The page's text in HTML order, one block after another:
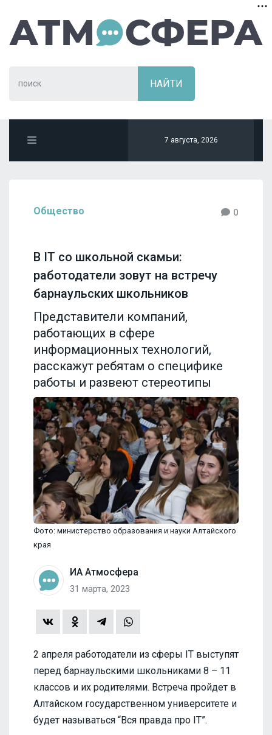
7 августа, 2026
Общество 0
В IT со школьной скамьи:
работодатели зовут на встречу
барнаульских школьников
Представители компаний,
работающих в сфере
информационных технологий,
расскажут ребятам о специфике
работы и развеют стереотипы
Фото: министерство образования и науки Алтайского
края
ИА Атмосфера
31 марта, 2023
2 апреля работодатели из сферы IT выступят
перед барнаульскими школьниками 8 – 11
классов и их родителями. Встреча пройдет в
Алтайском государственном университете и
будет называться “Вся правда про IT”.